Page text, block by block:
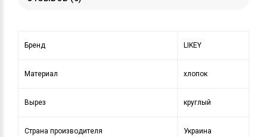
Бренд LIKEY
Материал хлопок
Вырез круглый
Страна производителя Украина